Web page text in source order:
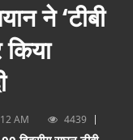
ने ‘टीबी
AM 4439